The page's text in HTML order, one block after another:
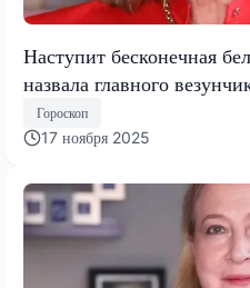
Наступит бесконечная
назвала главного
Гороскоп
17 ноября 2025